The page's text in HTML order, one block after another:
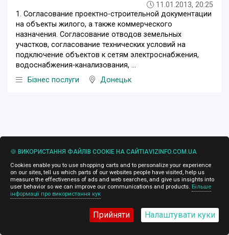
11.01.2013, 20:25
1. Согласование проектно-строительной документации
на объекты жилого, а также коммерческого
назначения. Согласование отводов земельных
участков, согласование технических условий на
подключение объектов к сетям электроснабжения,
водоснабжения-канализования, ...
Бізнес послуги
Донецьк
🍪 ВИКОРИСТАННЯ ФАЙЛІВ COOKIE НА САЙТІAVIZINFO.COM.UA
Cookies enable you to use shopping carts and to personalize your experience
on our sites, tell us which parts of our websites people have visited, help us
measure the effectiveness of ads and web searches, and give us insights into
user behavior so we can improve our communications and products. Більше
інформації про використання кук
Прийняти Налаштувати куки